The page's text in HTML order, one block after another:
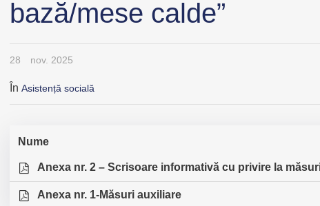
bază/mese calde”
28 nov. 2025
În Asistență socială
Nume
Anexa nr. 2 – Scrisoare informativă cu privire la
Anexa nr. 1-Măsuri auxiliare